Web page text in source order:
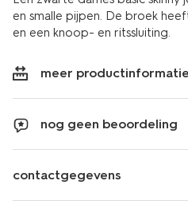
en smalle pijpen. De broek
en een knoop- en ritssluiting.
meer productinformatie
nog geen beoordeling
contactgegevens